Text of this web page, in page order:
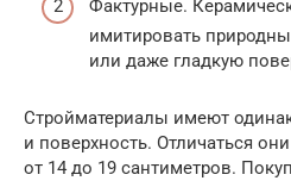
Фактурные.
имитировать
или даже гладкую
Стройматериалы имеют
и поверхность. Отличаться
от 14 до 19 сантиметров.